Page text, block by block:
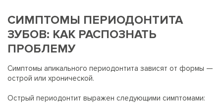
СИМПТОМЫ ПЕРИОДОНТИТА
ЗУБОВ: КАК РАСПОЗНАТЬ
ПРОБЛЕМУ
Симптомы апикального периодонтита зависят от формы —
острой или хронической.
Острый периодонтит выражен следующими симптомами: